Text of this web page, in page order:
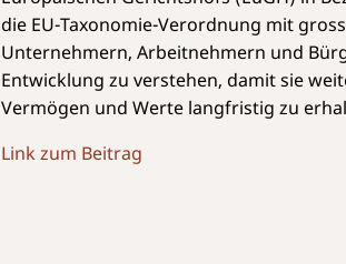
die EU-Taxonomie-Verordnung mit
Unternehmern, Arbeitnehmern und
Entwicklung zu verstehen, damit sie
Vermögen und Werte langfristig zu
Link zum Beitrag